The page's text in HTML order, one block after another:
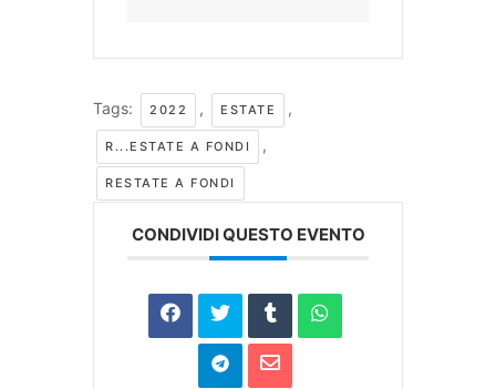
Tags: 2022 , ESTATE ,
R...ESTATE A FONDI ,
RESTATE A FONDI
CONDIVIDI QUESTO EVENTO